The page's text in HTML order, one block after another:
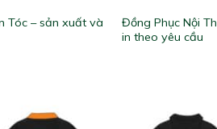
Tóc – sản xuất và
Đồng Phục Nội
in theo yêu cầu